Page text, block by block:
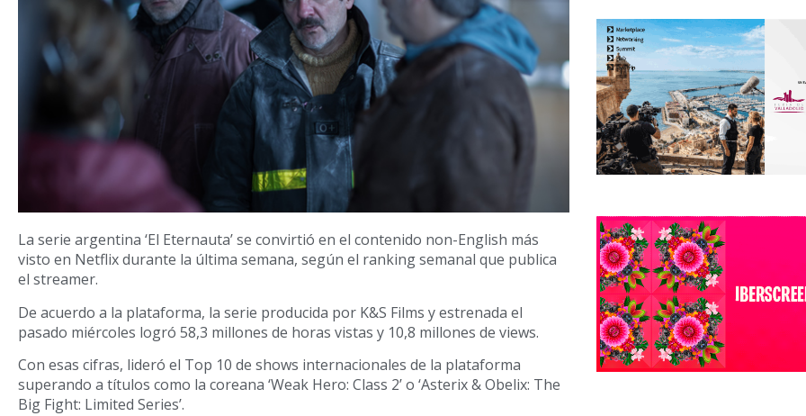
La serie argentina ‘El Eternauta’ se convirtió en el contenido non-English más
visto en Netflix durante la última semana, según el ranking semanal que publica
el streamer.
De acuerdo a la plataforma, la serie producida por K&S Films y estrenada el
pasado miércoles logró 58,3 millones de horas vistas y 10,8 millones de views.
Con esas cifras, lideró el Top 10 de shows internacionales de la plataforma
superando a títulos como la coreana ‘Weak Hero: Class 2’ o ‘Asterix & Obelix: The
Big Fight: Limited Series’.